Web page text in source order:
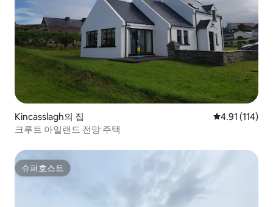
Kincasslagh의 집 평점 4.91점(5
4.91 (114)
크루트 아일랜드 전망 주택
슈퍼호스트
슈퍼호스트